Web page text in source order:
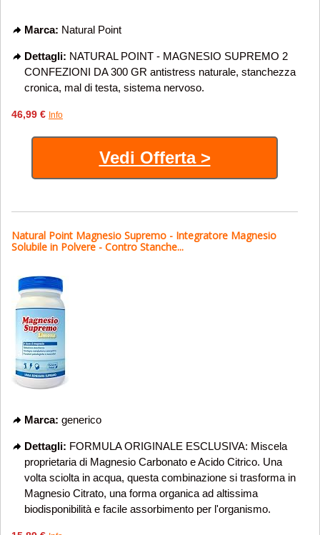
Marca: Natural Point
Dettagli: NATURAL POINT - MAGNESIO SUPREMO 2
CONFEZIONI DA 300 GR antistress naturale, stanchezza
cronica, mal di testa, sistema nervoso.
46,99 € Info
Vedi Offerta >
Natural Point Magnesio Supremo - Integratore Magnesio
Solubile in Polvere - Contro Stanche...
Marca: generico
Dettagli: FORMULA ORIGINALE ESCLUSIVA: Miscela
proprietaria di Magnesio Carbonato e Acido Citrico. Una
volta sciolta in acqua, questa combinazione si trasforma in
Magnesio Citrato, una forma organica ad altissima
biodisponibilità e facile assorbimento per l'organismo.